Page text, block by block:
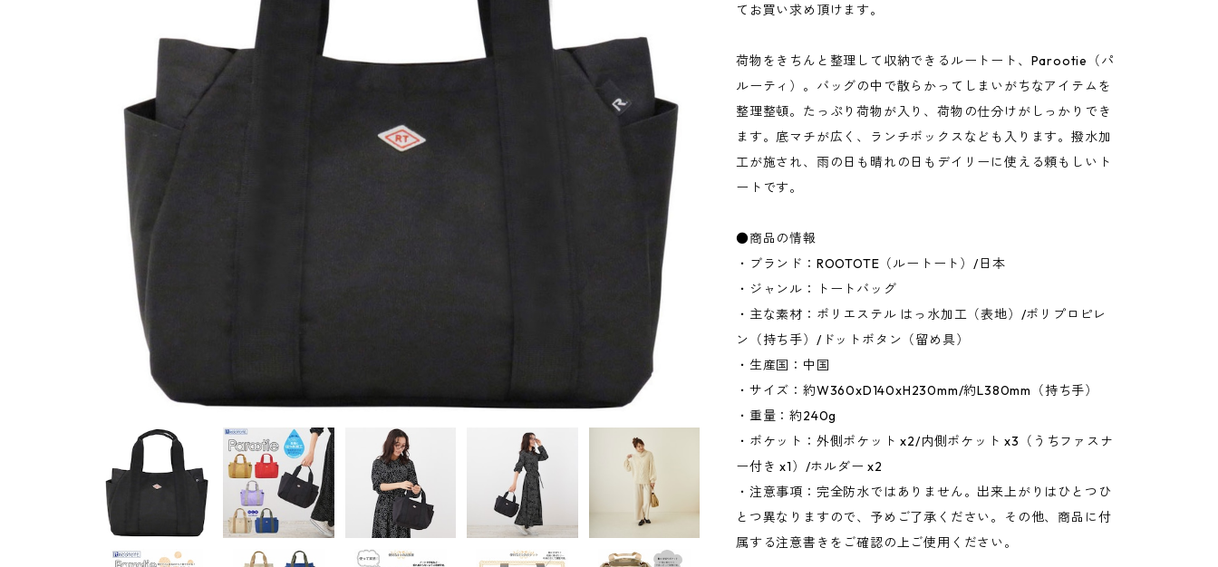
てお買い求め頂けます。
荷物をきちんと整理して収納できるルートート、Parootie（パ
ルーティ）。バッグの中で散らかってしまいがちなアイテムを
整理整頓。たっぷり荷物が入り、荷物の仕分けがしっかりでき
ます。底マチが広く、ランチボックスなども入ります。撥水加
工が施され、雨の日も晴れの日もデイリーに使える頼もしいト
ートです。
●商品の情報
・ブランド：ROOTOTE（ルートート）/日本
・ジャンル：トートバッグ
・主な素材：ポリエステル はっ水加工（表地）/ポリプロピレ
ン（持ち手）/ドットボタン（留め具）
・生産国：中国
・サイズ：約W360xD140xH230mm/約L380mm（持ち手）
・重量：約240g
・ポケット：外側ポケット x2/内側ポケット x3（うちファスナ
ー付き x1）/ホルダー x2
・注意事項：完全防水ではありません。出来上がりはひとつひ
とつ異なりますので、予めご了承ください。その他、商品に付
属する注意書きをご確認の上ご使用ください。